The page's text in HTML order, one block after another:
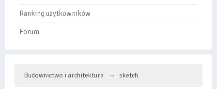
Ranking użytkowników
Forum
Budownictwo i architektura sketch